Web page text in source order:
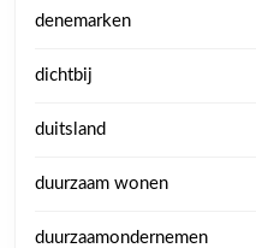
denemarken
dichtbij
duitsland
duurzaam wonen
duurzaamondernemen